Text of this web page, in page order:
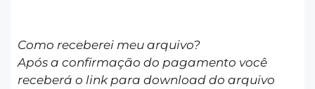
Como receberei meu arquivo?
Após a confirmação do pagamento você
receberá o link para download do arquivo